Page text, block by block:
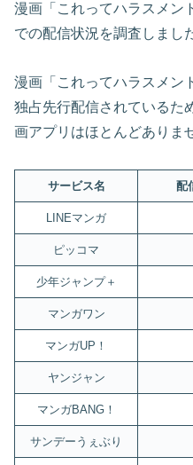
漫画「これってハラスメン
での配信状況を調査しまし
漫画「これってハラスメン
独占先行配信されているた
画アプリはほとんどありま
サービス名 配
LINEマンガ
ピッコマ
少年ジャンプ＋
マンガワン
マンガUP！
ヤンジャン
マンガBANG！
サンデーうぇぶり